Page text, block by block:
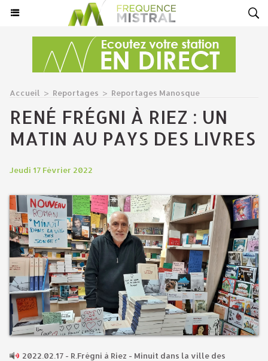
Accueil > Reportages > Reportages Manosque
RENÉ FRÉGNI À RIEZ : UN
MATIN AU PAYS DES LIVRES
Jeudi 17 Février 2022
2022.02.17 - R.Frégni à Riez - Minuit dans la ville des